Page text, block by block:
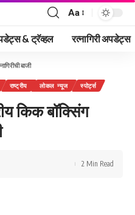
Font
Resizer
Aa
& ट्रॅव्हल रत्नागिरी अपडेट्स
बाजी
राष्ट्रीय लोकल न्यूज स्पोर्ट्स
किक बॉक्सिंग
2 Min Read